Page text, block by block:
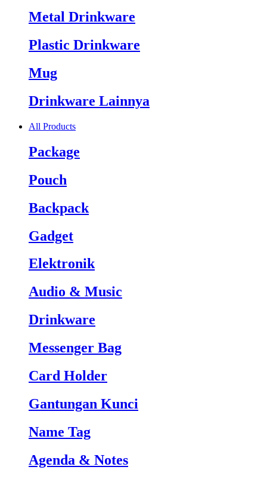
Metal Drinkware
Plastic Drinkware
Mug
Drinkware Lainnya
All Products
Package
Pouch
Backpack
Gadget
Elektronik
Audio & Music
Drinkware
Messenger Bag
Card Holder
Gantungan Kunci
Name Tag
Agenda & Notes